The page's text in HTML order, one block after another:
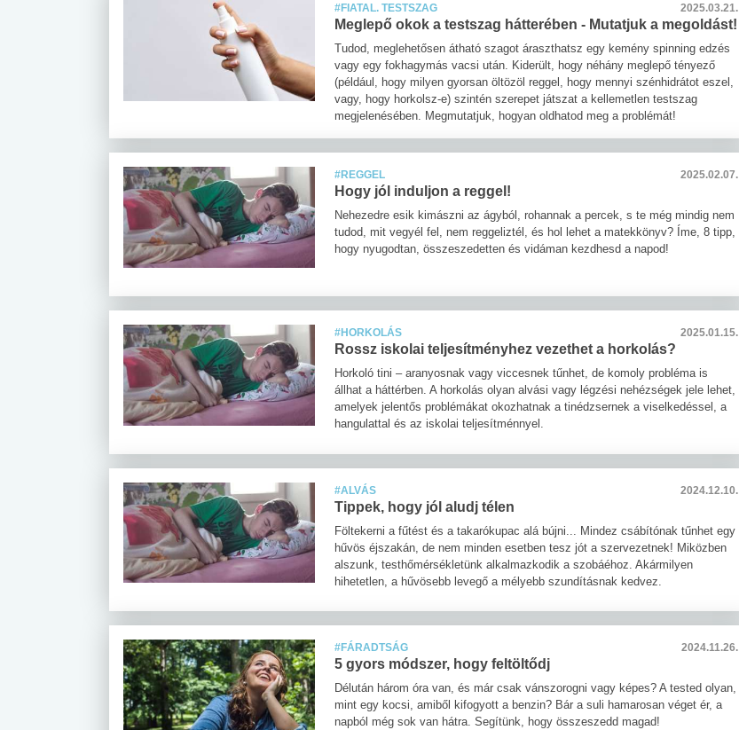
#FIATAL. TESTSZAG 2025.03.21.
Meglepő okok a testszag hátterében - Mutatjuk a megoldást!
Tudod, meglehetősen átható szagot áraszthatsz egy kemény spinning edzés
vagy egy fokhagymás vacsi után. Kiderült, hogy néhány meglepő tényező
(például, hogy milyen gyorsan öltözöl reggel, hogy mennyi szénhidrátot eszel,
vagy, hogy horkolsz-e) szintén szerepet játszat a kellemetlen testszag
megjelenésében. Megmutatjuk, hogyan oldhatod meg a problémát!
#REGGEL 2025.02.07.
Hogy jól induljon a reggel!
Nehezedre esik kimászni az ágyból, rohannak a percek, s te még mindig nem
tudod, mit vegyél fel, nem reggeliztél, és hol lehet a matekkönyv? Íme, 8 tipp,
hogy nyugodtan, összeszedetten és vidáman kezdhesd a napod!
#HORKOLÁS 2025.01.15.
Rossz iskolai teljesítményhez vezethet a horkolás?
Horkoló tini – aranyosnak vagy viccesnek tűnhet, de komoly probléma is
állhat a háttérben. A horkolás olyan alvási vagy légzési nehézségek jele lehet,
amelyek jelentős problémákat okozhatnak a tinédzsernek a viselkedéssel, a
hangulattal és az iskolai teljesítménnyel.
#ALVÁS 2024.12.10.
Tippek, hogy jól aludj télen
Föltekerni a fűtést és a takarókupac alá bújni... Mindez csábítónak tűnhet egy
hűvös éjszakán, de nem minden esetben tesz jót a szervezetnek! Miközben
alszunk, testhőmérsékletünk alkalmazkodik a szobáéhoz. Akármilyen
hihetetlen, a hűvösebb levegő a mélyebb szundításnak kedvez.
#FÁRADTSÁG 2024.11.26.
5 gyors módszer, hogy feltöltődj
Délután három óra van, és már csak vánszorogni vagy képes? A tested olyan,
mint egy kocsi, amiből kifogyott a benzin? Bár a suli hamarosan véget ér, a
napból még sok van hátra. Segítünk, hogy összeszedd magad!